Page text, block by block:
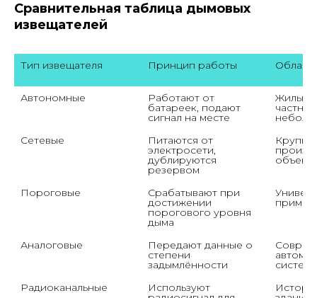
Сравнительная таблица дымовых
извещателей
Тип извещателя Принцип работы
Автономные Работают от
батареек, подают
сигнал на месте
Жилые
Сетевые
Питаются от
электросети,
дублируются
резервом
Пороговые Срабатывают при
достижении
порогового уровня
дыма
Аналоговые Передают данные о
степени
задымлённости
Радиоканальные
Используют